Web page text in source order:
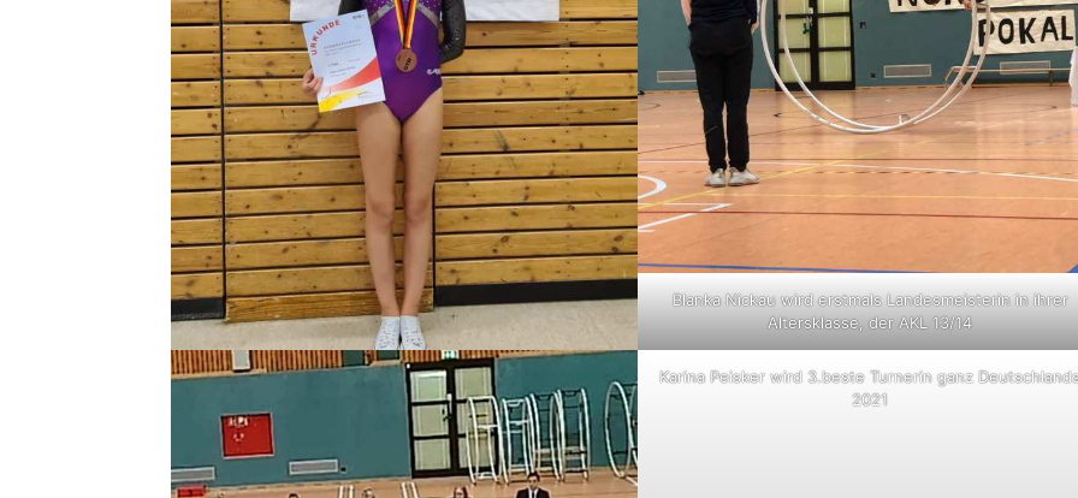
Blanka Nickau wird erstmals Landesmeisterin in ihrer
Altersklasse, der AKL 13/14
Karina Peisker wird 3.beste Turnerin ganz
2021